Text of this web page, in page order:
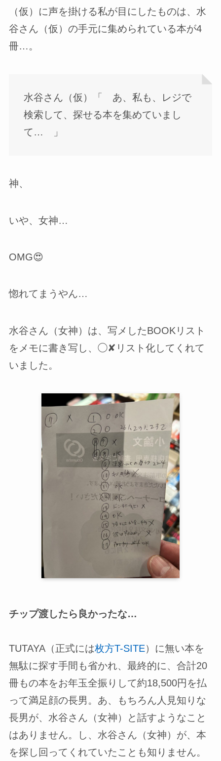
（仮）に声を掛ける私が目にしたものは、水
谷さん（仮）の手元に集められている本が4
冊…。
水谷さん（仮）「 あ、私も、レジで
検索して、探せる本を集めていまし
て… 」
神、
いや、女神…
OMG😍
惚れてまうやん…
水谷さん（女神）は、写メしたBOOKリスト
をメモに書き写し、◯✘リスト化してくれて
いました。
チップ渡したら良かったな…
TUTAYA（正式には枚方T-SITE）に無い本を
無駄に探す手間も省かれ、最終的に、合計20
冊もの本をお年玉全振りして約18,500円を払
って満足顔の長男。あ、もちろん人見知りな
長男が、水谷さん（女神）と話すようなこと
はありません。し、水谷さん（女神）が、本
を探し回ってくれていたことも知りません。